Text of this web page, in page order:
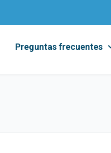
Preguntas frecuentes